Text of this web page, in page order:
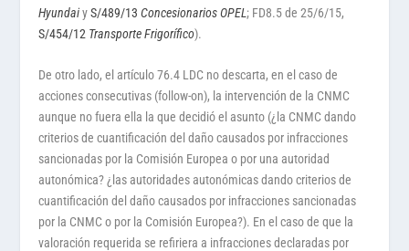
HyundaiyS/489/13Concesionarios OPEL; FD8.5 de 25/6/15,
S/454/12 Transporte Frigorífico).
De otro lado, el artículo 76.4 LDC no descarta, en el caso de
acciones consecutivas (follow-on), la intervención de la CNMC
aunque no fuera ella la que decidió el asunto (¿la CNMC dando
criterios de cuantificación del daño causados por infracciones
sancionadas por la Comisión Europea o por una autoridad
autonómica? ¿las autoridades autonómicas dando criterios de
cuantificación del daño causados por infracciones sancionadas
por la CNMC o por la Comisión Europea?). En el caso de que la
valoración requerida se refiriera a infracciones declaradas por